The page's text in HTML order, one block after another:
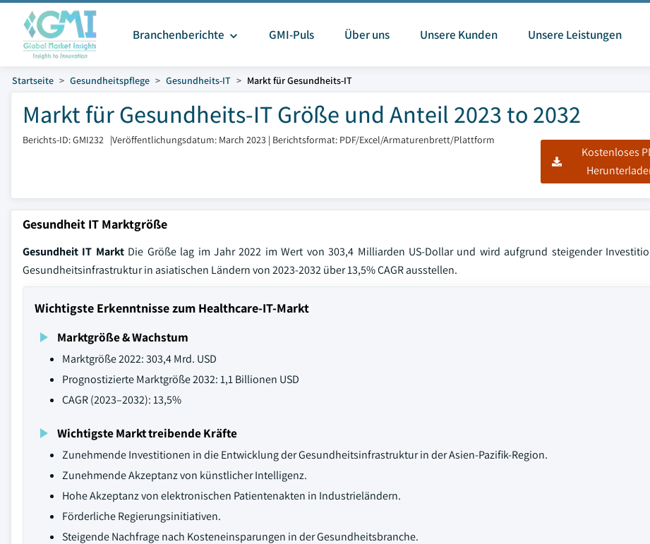
Branchenberichte GMI-Puls Über uns Unsere Kunden Unsere Leistungen
Startseite Gesundheitspflege Gesundheits-IT Markt für Gesundheits-IT
Markt für Gesundheits-IT Größe und Anteil 2023 to 2032
Berichts-ID: GMI232 |Veröffentlichungsdatum: March 2023 | Berichtsformat: PDF/Excel/Armaturenbrett/Plattform
Kostenloses
Gesundheit IT Marktgröße
Gesundheit IT MarktDie Größe lag im Jahr 2022 im Wert von 303,4 Milliarden US-Dollar und wird aufgrund steigender
Gesundheitsinfrastruktur in asiatischen Ländern von 2023-2032 über 13,5% CAGR ausstellen.
Wichtigste Erkenntnisse zum Healthcare-IT-Markt
Marktgröße & Wachstum
Marktgröße 2022: 303,4 Mrd. USD
Prognostizierte Marktgröße 2032: 1,1 Billionen USD
CAGR (2023–2032): 13,5%
Wichtigste Markt treibende Kräfte
Zunehmende Investitionen in die Entwicklung der Gesundheitsinfrastruktur in der Asien-Pazifik-Region.
Zunehmende Akzeptanz von künstlicher Intelligenz.
Hohe Akzeptanz von elektronischen Patientenakten in Industrieländern.
Förderliche Regierungsinitiativen.
Steigende Nachfrage nach Kosteneinsparungen in der Gesundheitsbranche.